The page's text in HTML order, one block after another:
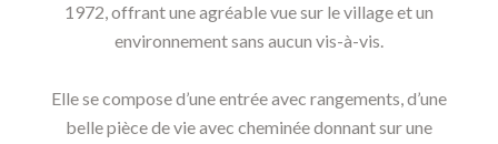
1972, offrant une agréable vue sur le village et un
environnement sans aucun vis-à-vis.
Elle se compose d’une entrée avec rangements, d’une
belle pièce de vie avec cheminée donnant sur une